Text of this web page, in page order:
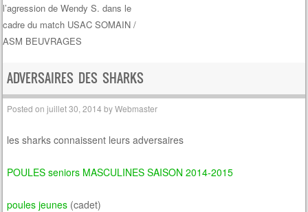
Post navigation
l’agression de Wendy S. dans le
cadre du match USAC SOMAIN /
ASM BEUVRAGES
ADVERSAIRES DES SHARKS
Posted onjuillet 30, 2014 byWebmaster
les sharks connaissent leurs adversaires
POULES seniors MASCULINES SAISON 2014-2015
poules jeunes (cadet)